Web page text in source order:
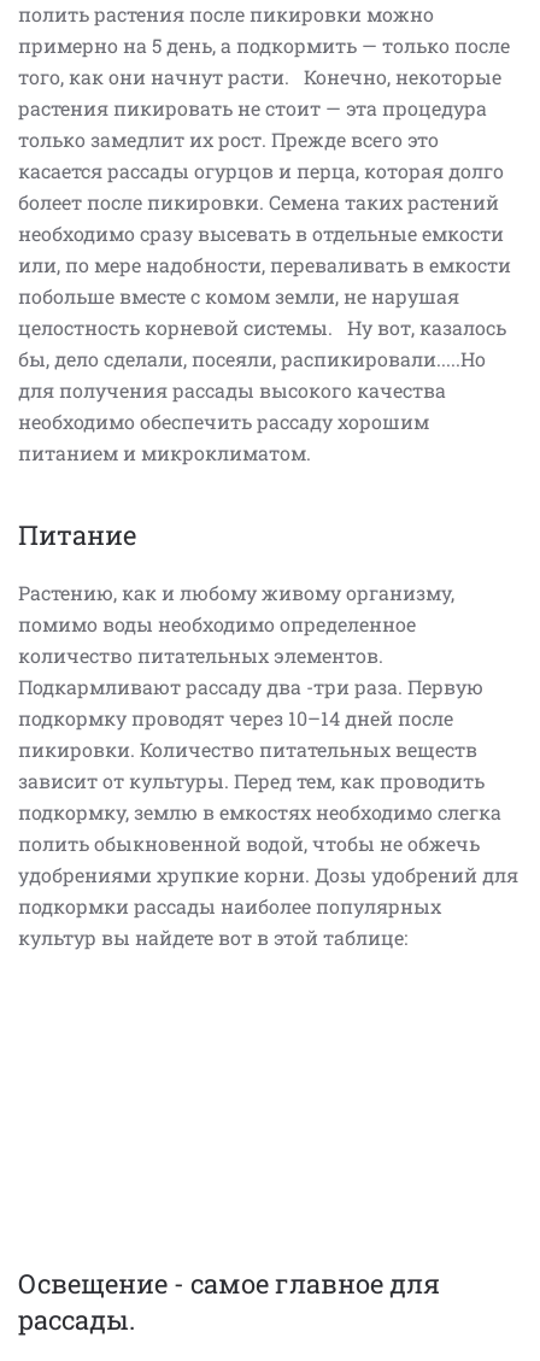
полить растения после пикировки можно
примерно на 5 день, а подкормить — только после
того, как они начнут расти. Конечно, некоторые
растения пикировать не стоит — эта процедура
только замедлит их рост. Прежде всего это
касается рассады огурцов и перца, которая долго
болеет после пикировки. Семена таких растений
необходимо сразу высевать в отдельные емкости
или, по мере надобности, переваливать в емкости
побольше вместе с комом земли, не нарушая
целостность корневой системы. Ну вот, казалось
бы, дело сделали, посеяли, распикировали.....Но
для получения рассады высокого качества
необходимо обеспечить рассаду хорошим
питанием и микроклиматом.
Питание
Растению, как и любому живому организму,
помимо воды необходимо определенное
количество питательных элементов.
Подкармливают рассаду два -три раза. Первую
подкормку проводят через 10–14 дней после
пикировки. Количество питательных веществ
зависит от культуры. Перед тем, как проводить
подкормку, землю в емкостях необходимо слегка
полить обыкновенной водой, чтобы не обжечь
удобрениями хрупкие корни. Дозы удобрений для
подкормки рассады наиболее популярных
культур вы найдете вот в этой таблице:
Освещение - самое главное для
рассады.